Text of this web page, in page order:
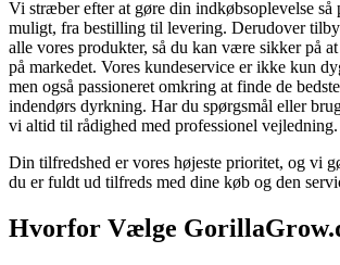
Vi stræber efter at gøre din indkøbsoplevelse så
muligt, fra bestilling til levering. Derudover
alle vores produkter, så du kan være sikker på
på markedet. Vores kundeservice er ikke kun
men også passioneret omkring at finde de
indendørs dyrkning. Har du spørgsmål eller
vi altid til rådighed med professionel vejledning.
Din tilfredshed er vores højeste prioritet, og vi
du er fuldt ud tilfreds med dine køb og den
Hvorfor Vælge